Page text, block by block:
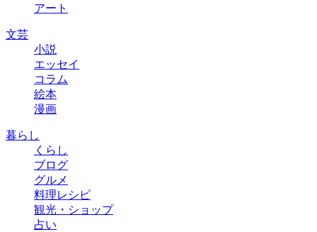
アート
文芸
小説
エッセイ
コラム
絵本
漫画
暮らし
くらし
ブログ
グルメ
料理レシピ
観光・ショップ
占い